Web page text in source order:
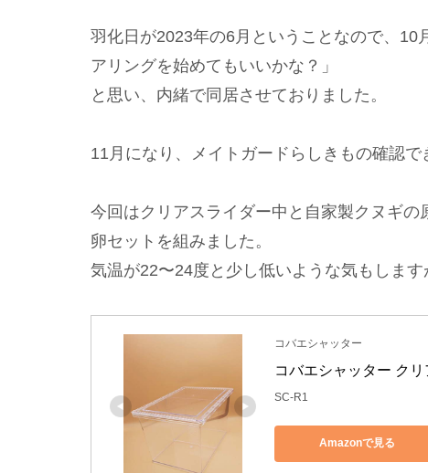
羽化日が2023年の6月ということなので、
アリングを始めてもいいかな？」
と思い、内緒で同居させておりました。
11月になり、メイトガードらしきもの確認で
今回はクリアスライダー中と自家製クヌギ
卵セットを組みました。
気温が22〜24度と少し低いような気もしま
コバエシャッター
コバエシャッター ク
SC-R1
Amazonで見る